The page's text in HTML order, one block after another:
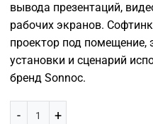
вывода презентаций,
рабочих экранов.
проектор под помещение,
установки и сценарий
бренд Sonnoc.